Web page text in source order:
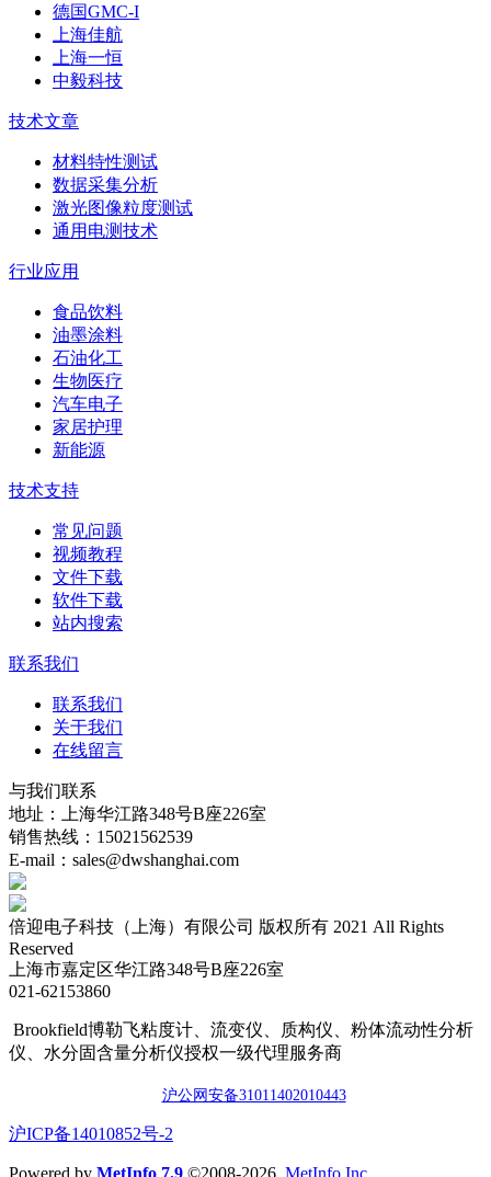
德国GMC-I
上海佳航
上海一恒
中毅科技
技术文章
材料特性测试
数据采集分析
激光图像粒度测试
通用电测技术
行业应用
食品饮料
油墨涂料
石油化工
生物医疗
汽车电子
家居护理
新能源
技术支持
常见问题
视频教程
文件下载
软件下载
站内搜索
联系我们
联系我们
关于我们
在线留言
与我们联系
地址：上海华江路348号B座226室
销售热线：15021562539
E-mail：sales@dwshanghai.com
倍迎电子科技（上海）有限公司 版权所有 2021 All Rights
Reserved
上海市嘉定区华江路348号B座226室
021-62153860
Brookfield博勒飞粘度计、流变仪、质构仪、粉体流动性分析
仪、水分固含量分析仪授权一级代理服务商
沪公网安备31011402010443
​沪ICP备14010852号-2